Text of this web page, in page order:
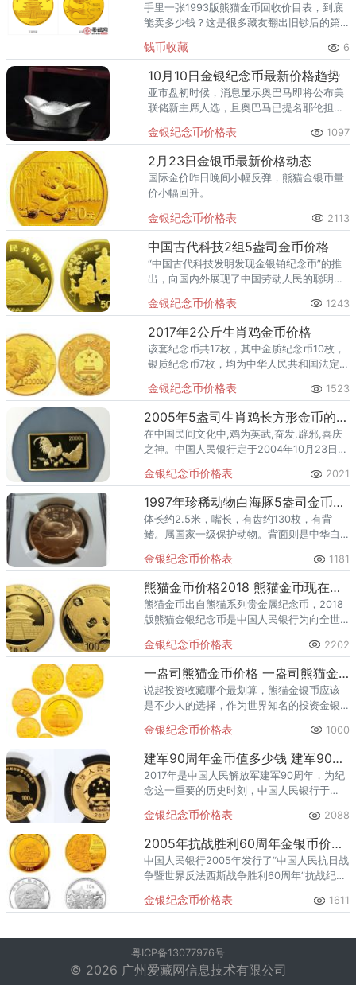
手里一张1993版熊猫金币回收价目表，到底
能卖多少钱？这是很多藏友翻出旧钞后的第
仅供参考，以实物品相为准）根据2026年最
新回收成交参考，
钱币收藏 6
10月10日金银纪念币最新价格趋势
亚市盘初时候，消息显示奥巴马即将公布美
联储新主席人选，且奥巴马已提名耶伦担
金银纪念币价格表 1097
2月23日金银币最新价格动态
国际金价昨日晚间小幅反弹，熊猫金银币量
价小幅回升。
金银纪念币价格表 2113
中国古代科技2组5盎司金币价格
“中国古代科技发明发现金银铂纪念币”的推
出，向国内外展现了中国劳动人民的聪明才
中的创造力。对弘扬中华民族文化，促进世
界文化交流起到积极作用。
金银纪念币价格表 1243
2017年2公斤生肖鸡金币价格
该套纪念币共17枚，其中金质纪念币10枚，
银质纪念币7枚，均为中华人民共和国法定货
金银纪念币价格表 1523
2005年5盎司生肖鸡长方形金币的价格
在中国民间文化中,鸡为英武,奋发,辟邪,喜庆
之神。中国人民银行定于2004年10月23日发
金银纪念币价格表 2021
1997年珍稀动物白海豚5盎司金币价格 白海豚金银币市场最新回收价格
体长约2.5米，嘴长，有齿约130枚，有背
鳍。属国家一级保护动物。背面则是中华白
金银纪念币价格表 1181
熊猫金币价格2018 熊猫金币现在多少钱
熊猫金币出自熊猫系列贵金属纪念币，2018
版熊猫金银纪念币是中国人民银行为向全世
年10月30日起陆续发行的一套纪念币。其中
熊猫普制金银纪
金银纪念币价格表 2202
一盎司熊猫金币价格 一盎司熊猫金币值多少钱
说起投资收藏哪个最划算，熊猫金银币应该
是不少人的选择，作为世界知名的投资金银
度的认可。熊猫金币是收藏币，具有一定的
收藏价值。它的价值取决于市场
金银纪念币价格表 1000
建军90周年金币值多少钱 建军90周年金币最新价格
2017年是中国人民解放军建军90周年，为纪
念这一重要的历史时刻，中国人民银行于
90周年金银纪念币一套，该套纪念币共9枚，
包括金质纪念币
金银纪念币价格表 2088
2005年抗战胜利60周年金银币价格 2005年抗战胜利60周年金银币最新价格
中国人民银行2005年发行了“中国人民抗日战
争暨世界反法西斯战争胜利60周年”抗战纪念
案均为雄狮及长城造型、“中华人民共和国”字
金银纪念币价格表 1611
粤ICP备13077976号
© 2026 广州爱藏网信息技术有限公司